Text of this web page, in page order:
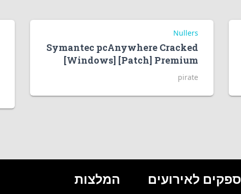
Nullers
Symantec pcAnywhere Cracked
[Windows] [Patch] Premium
pirate
ספקים לאירועים המלצות